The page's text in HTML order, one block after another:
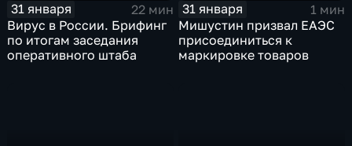
31 января
22 мин
Вирус в России. Брифинг
по итогам заседания
оперативного штаба
31 января
1 мин
Мишустин призвал ЕАЭС
присоединиться к
маркировке товаров